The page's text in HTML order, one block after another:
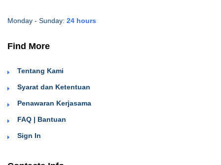
Monday - Sunday: 24 hours
Find More
Tentang Kami
Syarat dan Ketentuan
Penawaran Kerjasama
FAQ | Bantuan
Sign In